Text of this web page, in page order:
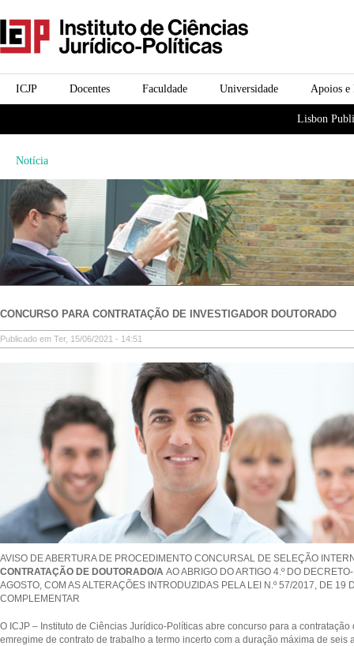
principal
icjp
menu-institucional Apoios e
Universidade
Faculdade
Docentes
ICJP
Lisbon
Notícia
CONCURSO PARA CONTRATAÇÃO DE INVESTIGADOR DOUTORADO
Publicado em Ter, 15/06/2021 - 14:51
AVISO DE ABERTURA DE PROCEDIMENTO CONCURSAL DE SELEÇÃO
CONTRATAÇÃO DE DOUTORADO/A AO ABRIGO DO ARTIGO 4.º DO
AGOSTO, COM AS ALTERAÇÕES INTRODUZIDAS PELA LEI N.º 57/2017, DE 19
COMPLEMENTAR
O ICJP – Instituto de Ciências Jurídico-Políticas abre concurso para a
emregime de contrato de trabalho a termo incerto com a duração máxima de seis